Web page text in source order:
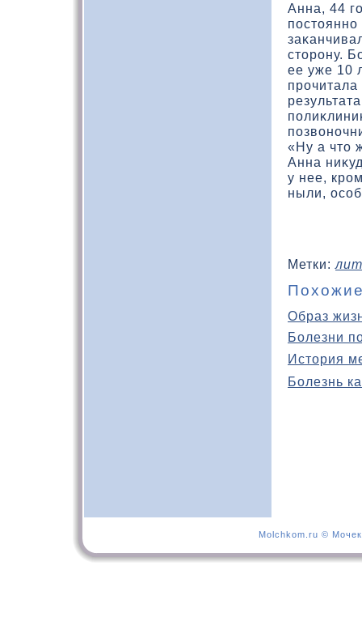
Анна, 44
стοрону.
ее уже 10
«Ну а чтο
Анна
у нее,
ныли,
Метки:
Образ
Болезни
История
Болезнь
Molchkom.ru ©